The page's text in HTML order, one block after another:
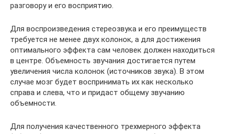
разговору и его восприятию.
Для воспроизведения стереозвука и его преимуществ
требуется не менее двух колонок, а для достижения
оптимального эффекта сам человек должен находиться
в центре. Объемность звучания достигается путем
увеличения числа колонок (источников звука). В этом
случае мозг будет воспринимать их как несколько
справа и слева, что и придаст общему звучанию
объемности.
Для получения качественного трехмерного эффекта